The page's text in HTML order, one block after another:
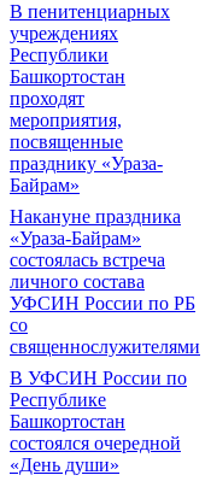
В пенитенциарных
учреждениях
Республики
Башкортостан
проходят
мероприятия,
посвященные
празднику «Ураза-
Байрам»
Накануне праздника
«Ураза-Байрам»
состоялась встреча
личного состава
УФСИН России по РБ
со
священнослужителями
В УФСИН России по
Республике
Башкортостан
состоялся очередной
«День души»